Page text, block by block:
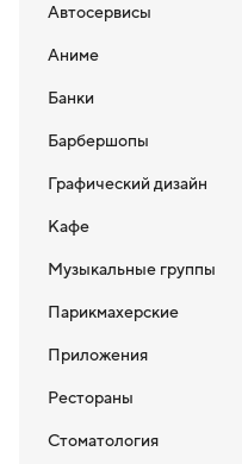
Автосервисы
Аниме
Банки
Барбершопы
Графический дизайн
Кафе
Музыкальные группы
Парикмахерские
Приложения
Рестораны
Стоматология